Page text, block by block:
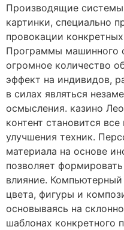
Производящие
картинки, специально
провокации
Программы машинного
огромное количество
эффект на индивидов,
в силах являться
осмысления. казино
контент становится
улучшения техник.
материала на основе
позволяет
влияние.
цвета, фигуры и
основываясь на
шаблонах конкретного